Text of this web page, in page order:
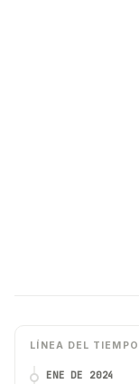
LÍNEA DEL TIEMPO
ENE DE 2024